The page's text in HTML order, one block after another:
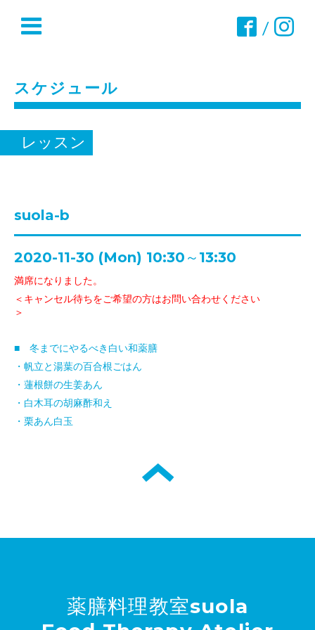
/
スケジュール
レッスン
suola-b
2020-11-30 (Mon) 10:30～13:30
満席になりました。
＜キャンセル待ちをご希望の方はお問い合わせください
＞
■ 冬までにやるべき白い和薬膳
・帆立と湯葉の百合根ごはん
・蓮根餅の生姜あん
・白木耳の胡麻酢和え
・栗あん白玉
薬膳料理教室suola